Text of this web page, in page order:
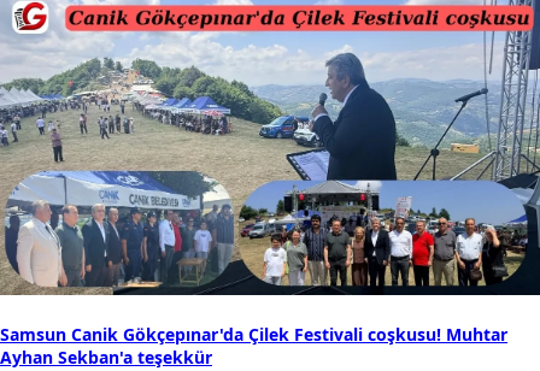
Samsun Canik Gökçepınar'da Çilek Festivali coşkusu! Muhtar
Ayhan Sekban'a teşekkür